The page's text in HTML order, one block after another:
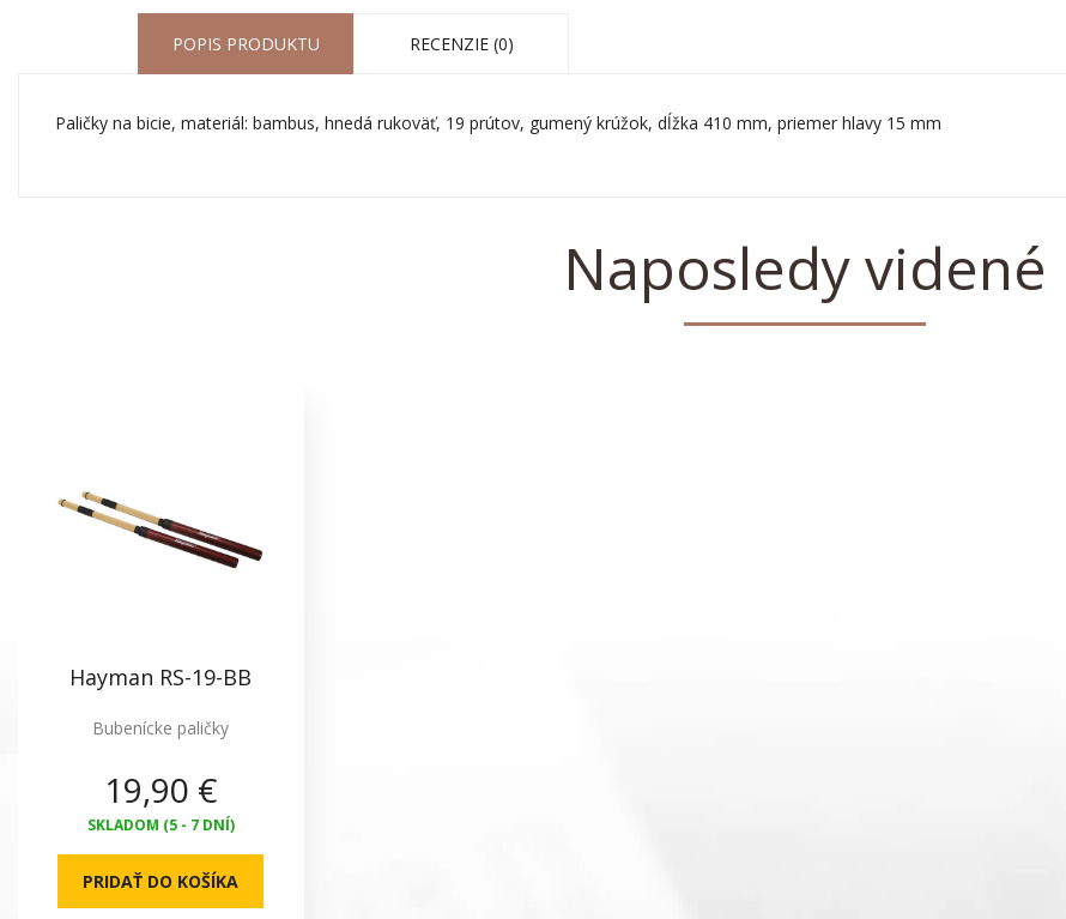
POPIS PRODUKTU RECENZIE (0)
Paličky na bicie, materiál: bambus, hnedá rukoväť, 19 prútov, gumený krúžok, dĺžka 410 mm, priemer hlavy 15 mm
Naposledy videné
Hayman RS-19-BB
Bubenícke paličky
19,90 €
SKLADOM (5 - 7 DNÍ)
PRIDAŤ DO KOŠÍKA